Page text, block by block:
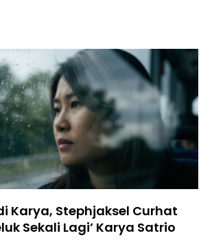
Karya, Stephjaksel Curhat
Sekali Lagi’ Karya Satrio